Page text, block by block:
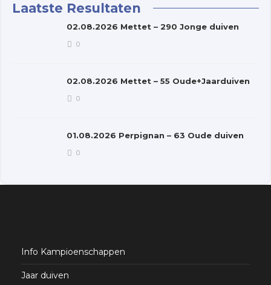
Laatste Resultaten
02.08.2026 Mettet – 290 Jonge duiven
0
02.08.2026 Mettet – 55 Oude+Jaarduiven
0
01.08.2026 Perpignan – 63 Oude duiven
0
Info Kampioenschappen
Jaar duiven